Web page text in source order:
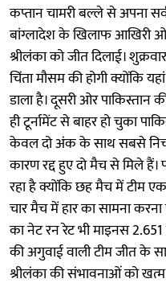
कप्तान चामरी बल्ले से अपना
बांग्लादेश के खिलाफ आखिरी
श्रीलंका को जीत दिलाई।
चिंता मौसम की होगी क्योंकि
डाला है। दूसरी ओर पाकिस्तान
ही टूर्नामेंट से बाहर हो चुका
केवल दो अंक के साथ सबसे
कारण रद्द हुए दो मैच से मिले
रहा है क्योंकि छह मैच में टीम
चार मैच में हार का सामना
का नेट रन रेट भी माइनस 2.651
की अगुवाई वाली टीम जीत
श्रीलंका की संभावनाओं को